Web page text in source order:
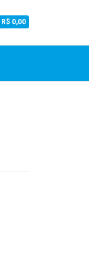
R$ 0,00